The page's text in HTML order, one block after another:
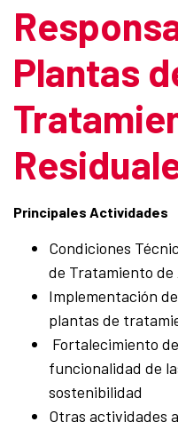
Plantas
Principales Actividades
Condiciones
de Tratamiento de
Implementación
plantas de
Fortalecimiento
funcionalidad de
sostenibilidad
Otras actividades